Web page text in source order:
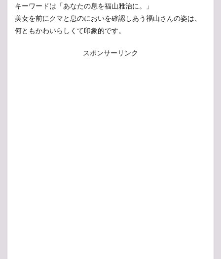
キーワードは「あなたの息を福山雅治に。」
美女を前にクマと息のにおいを確認しあう福山さんの姿は、
何ともかわいらしくて印象的です。
スポンサーリンク